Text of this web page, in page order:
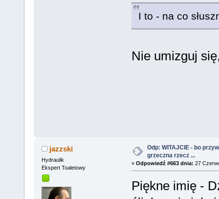
I to - na co
Nie umizguj
jazzski
Hydraulik
Ekspert Toaletowy
Odp: WITAJCIE - bo
grzeczna rzecz ...
« Odpowiedź #663 dnia: 27
Piękne imię -